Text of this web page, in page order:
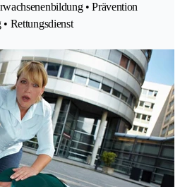
• Prävention
Rettungsdienst